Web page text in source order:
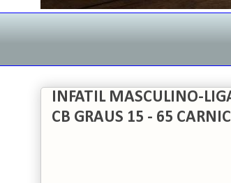
INFATIL MASCULINO-
CB GRAUS 15 - 65